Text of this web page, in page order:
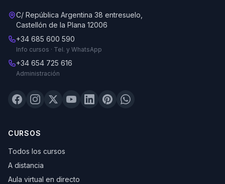
C/ República Argentina 38 entresuelo,
Castellón de la Plana 12006
+34 685 600 590
Info cursos · Tel. y WhatsApp
+34 654 725 616
Administración
CURSOS
Todos los cursos
A distancia
Aula virtual en directo